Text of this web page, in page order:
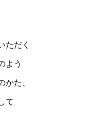
ただく
よう
かた、
て